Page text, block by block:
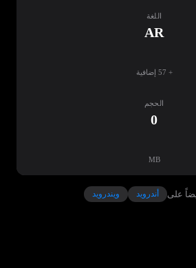
اللغة
AR
+ 57 إضافية
الحجم
0
MB
على أندرويد ويندرويد